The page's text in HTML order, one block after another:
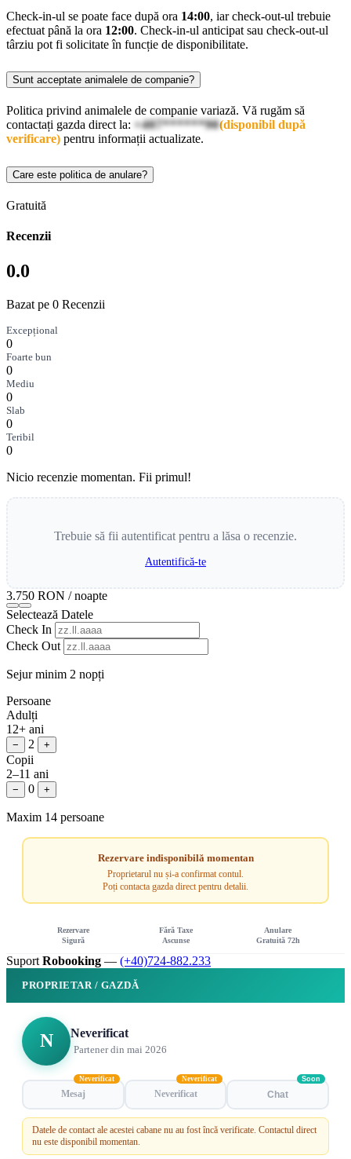
Check-in-ul se poate face după ora 14:00, iar check-out-ul trebuie
efectuat până la ora 12:00. Check-in-ul anticipat sau check-out-ul
târziu pot fi solicitate în funcție de disponibilitate.
Sunt acceptate animalele de companie?
Politica privind animalele de companie variază. Vă rugăm să
contactați gazda direct la: +407******90(disponibil după
verificare) pentru informații actualizate.
Care este politica de anulare?
Gratuită
Recenzii
0.0
Bazat pe 0 Recenzii
Excepțional
0
Foarte bun
0
Mediu
0
Slab
0
Teribil
0
Nicio recenzie momentan. Fii primul!
Trebuie să fii autentificat pentru a lăsa o recenzie.
Autentifică-te
3.750 RON / noapte
Selectează Datele
Check In
Check Out
Sejur minim 2 nopți
Persoane
Adulți
12+ ani
− 2 +
Copii
2–11 ani
− 0 +
Maxim 14 persoane
Rezervare indisponibilă momentan
Proprietarul nu și-a confirmat contul.
Poți contacta gazda direct pentru detalii.
Rezervare
Sigură
Fără Taxe
Ascunse
Anulare
Gratuită 72h
Suport Robooking — (+40)724-882.233
PROPRIETAR / GAZDĂ
N Neverificat
Partener din mai 2026
Mesaj
Neverificat
Neverificat
Neverificat
Chat
Soon
Datele de contact ale acestei cabane nu au fost încă verificate. Contactul direct
nu este disponibil momentan.